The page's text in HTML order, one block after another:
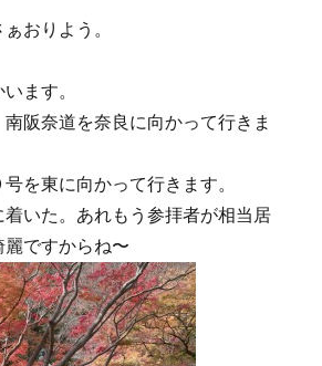
おりよう。
ます。
南阪奈道を奈良に向かって行きま
を東に向かって行きます。
いた。あれもう参拝者が相当居
麗ですからね〜